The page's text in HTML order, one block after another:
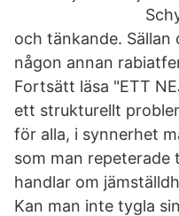
och tänkande. Sällan
någon annan
Fortsätt läsa "ETT
ett strukturellt
för alla, i synnerhet
som man repeterade
handlar om
Kan man inte tygla